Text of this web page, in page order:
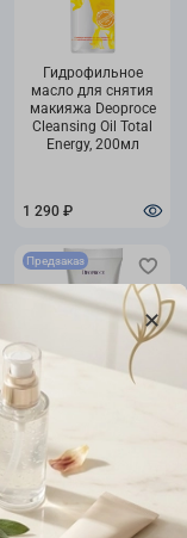
Гидрофильное
масло для снятия
макияжа Deoproce
Cleansing Oil Total
Energy, 200мл
1 290 ₽
Предзаказ
Крем для рук и тела
ласточкиного
гнезда Deoproce
Swallows Nest
Marine Therapy
Hand & Body, 100г